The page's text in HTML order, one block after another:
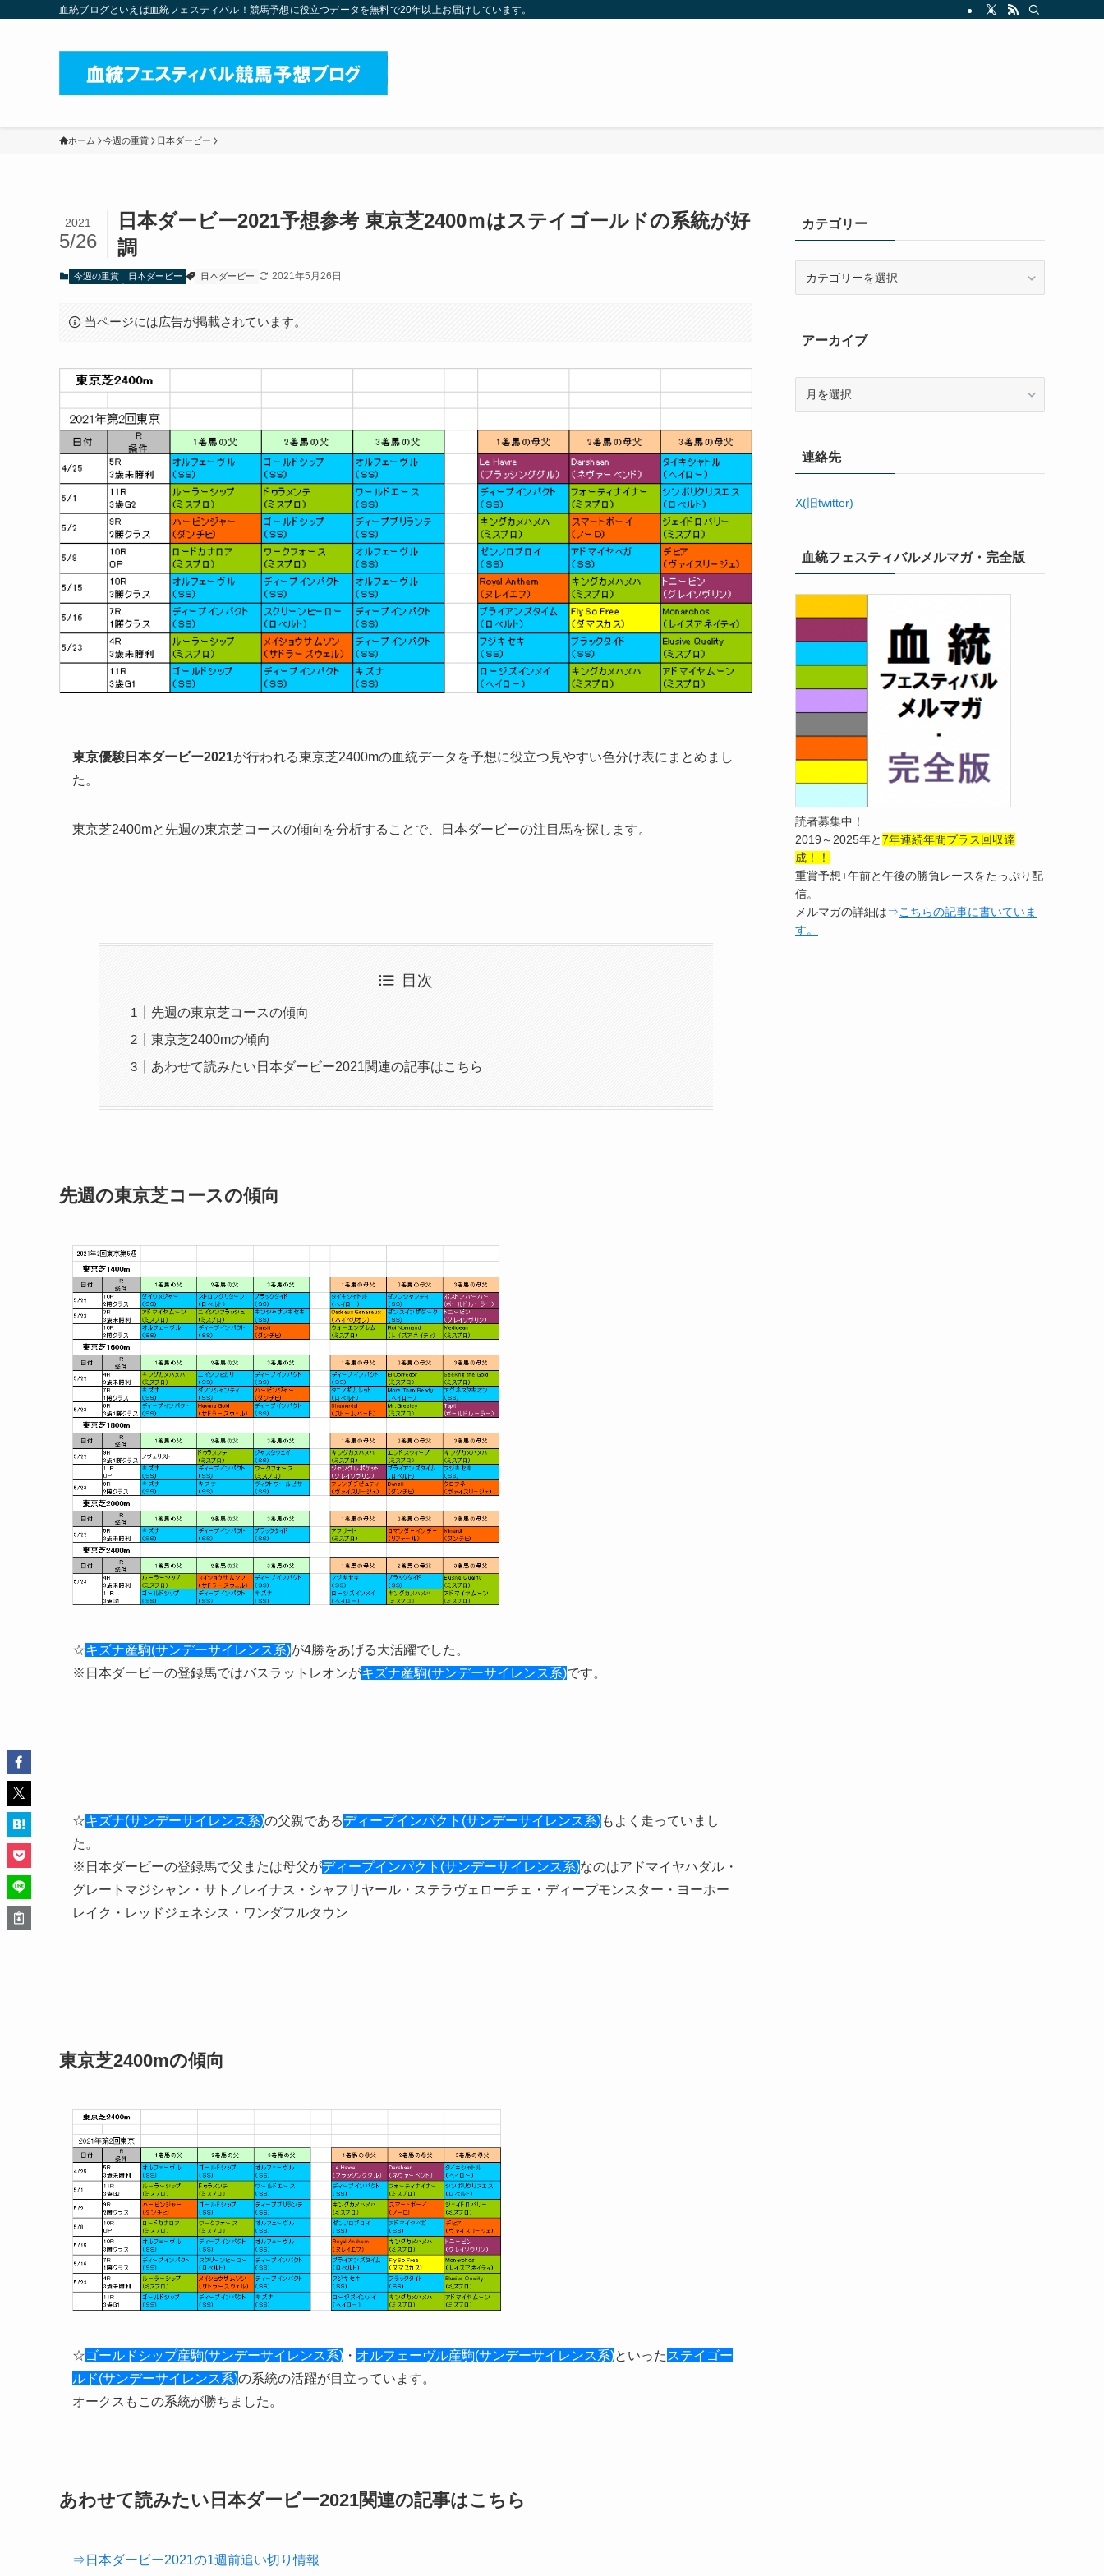
血統ブログといえば血統フェスティバル！競馬予想に役立つデータを無料で20年以上お届けしています。
ホーム 今週の重賞 日本ダービー
日本ダービー2021予想参考 東京芝2400ｍはステイゴールドの系統が好
調
2021
5/26
今週の重賞 日本ダービー 日本ダービー 2021年5月26日
当ページには広告が掲載されています。
東京優駿日本ダービー2021が行われる東京芝2400mの血統データを予想に役立つ見やすい色分け表にまとめまし
た。
東京芝2400mと先週の東京芝コースの傾向を分析することで、日本ダービーの注目馬を探します。
目次
先週の東京芝コースの傾向
東京芝2400mの傾向
あわせて読みたい日本ダービー2021関連の記事はこちら
先週の東京芝コースの傾向
☆キズナ産駒(サンデーサイレンス系)が4勝をあげる大活躍でした。
※日本ダービーの登録馬ではバスラットレオンがキズナ産駒(サンデーサイレンス系)です。
☆キズナ(サンデーサイレンス系)の父親であるディープインパクト(サンデーサイレンス系)もよく走っていまし
た。
※日本ダービーの登録馬で父または母父がディープインパクト(サンデーサイレンス系)なのはアドマイヤハダル・
グレートマジシャン・サトノレイナス・シャフリヤール・ステラヴェローチェ・ディープモンスター・ヨーホー
レイク・レッドジェネシス・ワンダフルタウン
東京芝2400mの傾向
☆ゴールドシップ産駒(サンデーサイレンス系) ・ オルフェーヴル産駒(サンデーサイレンス系)といった ステイゴー
ルド(サンデーサイレンス系)の系統の活躍が目立っています。
オークスもこの系統が勝ちました。
あわせて読みたい日本ダービー2021関連の記事はこちら
⇒日本ダービー2021の1週前追い切り情報
カテゴリー
ーアーカイブ
ブ連絡先
X(旧twitter)
血統フェスティバルメルマガ・完全版
読者募集中！
2019～2025年と7年連続年間プラス回収達
成！！
重賞予想+午前と午後の勝負レースをたっぷり配
信。
メルマガの詳細は⇒こちらの記事に書いていま
す。